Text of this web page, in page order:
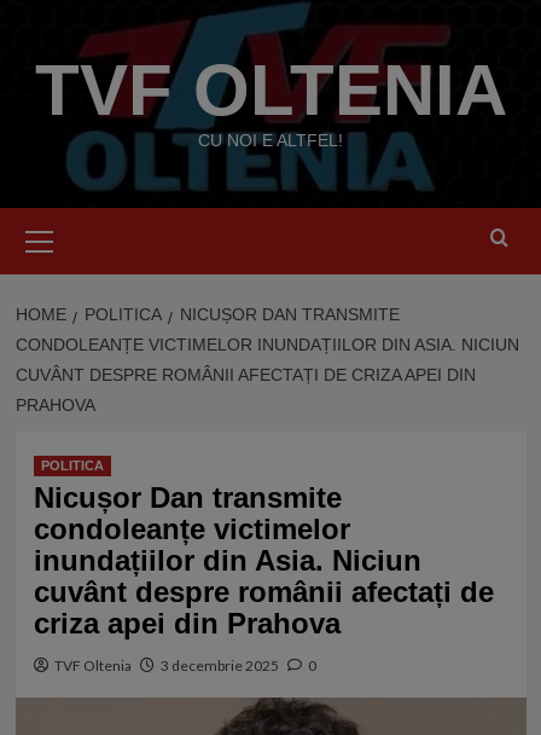
contentTVF OLTENIA
CU NOI E ALTFEL!
Menu
HOME POLITICA
NICUȘOR DAN TRANSMITE
CONDOLEANȚE VICTIMELOR INUNDAȚIILOR DIN ASIA. NICIUN
CUVÂNT DESPRE ROMÂNII AFECTAȚI DE CRIZA APEI DIN
PRAHOVA
POLITICA
Nicușor Dan transmite
condoleanțe victimelor
inundațiilor din Asia. Niciun
cuvânt despre românii afectați de
criza apei din Prahova
TVF Oltenia 3 decembrie 2025 0